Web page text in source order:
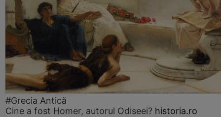
#Grecia Antică
Cine a fost Homer, autorul Odiseei? historia.ro